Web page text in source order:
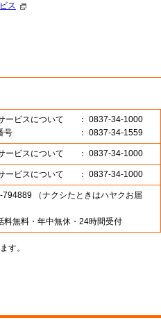
ス
ービスについて
： 0837-34-1000
号
： 0837-34-1559
ービスについて ： 0837-34-1000
ービスについて ： 0837-34-1000
794889 （ナクシたときはハヤクお届
料無料・年中無休・24時間受付
す。